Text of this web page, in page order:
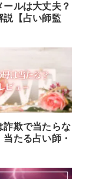
ールは大丈夫？
説【占い師監
詐欺で当たらな
たる占い師・